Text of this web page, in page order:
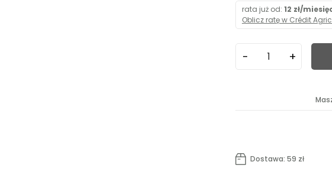
rata już od: 12 zł/
Oblicz ratę w Crédit
Dostawa: 59 zł